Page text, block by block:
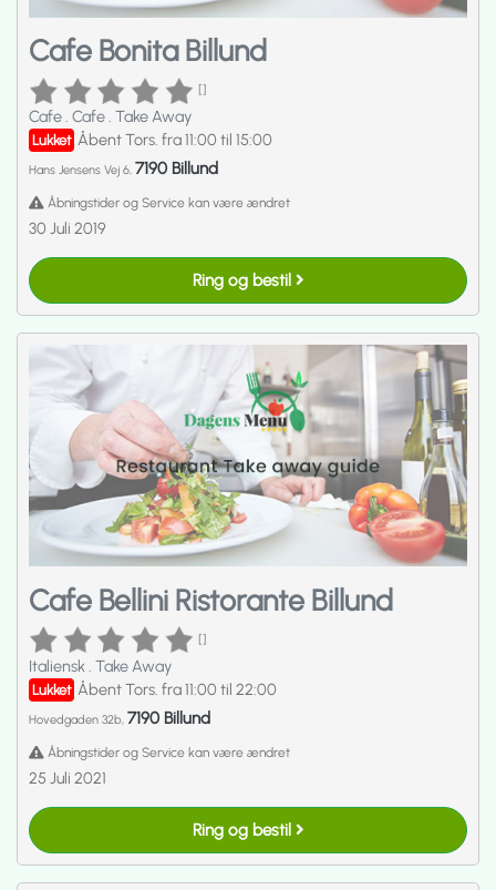
Cafe Bonita Billund
[]
Cafe. Cafe. Take Away
Lukket Åbent Tors. fra 11:00 til 15:00
Hans Jensens Vej 6, 7190 Billund
Åbningstider og Service kan være ændret
30 Juli 2019
Ring og bestil
Cafe Bellini Ristorante Billund
[]
Italiensk. Take Away
Lukket Åbent Tors. fra 11:00 til 22:00
Hovedgaden 32b, 7190 Billund
Åbningstider og Service kan være ændret
25 Juli 2021
Ring og bestil